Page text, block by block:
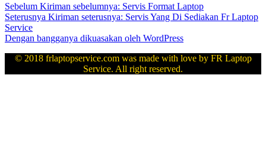
Sebelum Kiriman sebelumnya: Servis Format Laptop
Seterusnya Kiriman seterusnya: Servis Yang Di Sediakan Fr Laptop
Service
Dengan bangganya dikuasakan oleh WordPress
© 2018 frlaptopservice.com was made with love by FR Laptop
Service. All right reserved.